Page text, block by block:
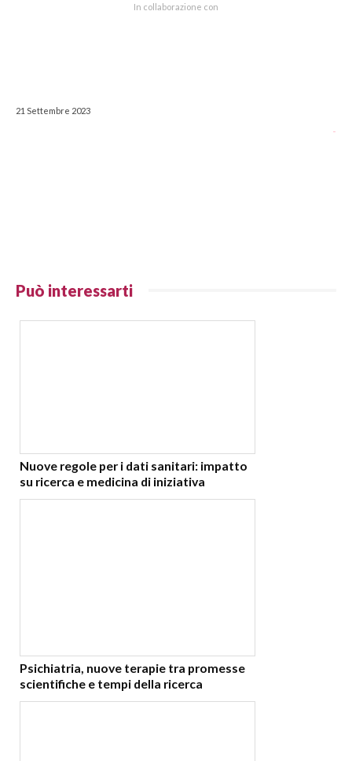
In collaborazione con
21 Settembre 2023
-
Può interessarti
Nuove regole per i dati sanitari: impatto
su ricerca e medicina di iniziativa
Psichiatria, nuove terapie tra promesse
scientifiche e tempi della ricerca